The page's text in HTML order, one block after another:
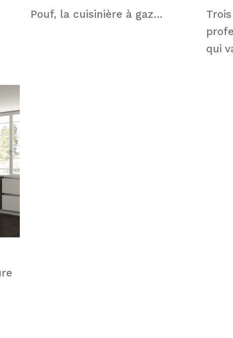
Pouf, la cuisinière à gaz…
qui